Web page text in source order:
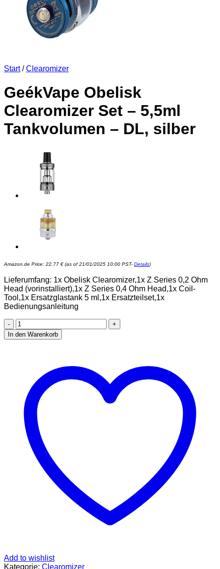
Start / Clearomizer
GeékVape Obelisk
Clearomizer Set – 5,5ml
Tankvolumen – DL, silber
Amazon.de Price: 22,77 € (as of 21/01/2025 10:00 PST- Details)
Lieferumfang: 1x Obelisk Clearomizer,1x Z Series 0,2 Ohm
Head (vorinstalliert),1x Z Series 0,4 Ohm Head,1x Coil-
Tool,1x Ersatzglastank 5 ml,1x Ersatzteilset,1x
Bedienungsanleitung
GeékVape
Obelisk
Clearomizer
Tankvolumen
DL,
silber
Menge
In den Warenkorb
Add to wishlist
Kategorie: Clearomizer